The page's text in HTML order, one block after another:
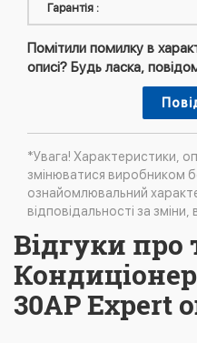
Гарантія :
Помітили помилку в
описі? Будь ласка,
*Увага! Характеристики,
змінюватися виробником
ознайомлювальний
відповідальності за
Відгуки про
30AP Expert